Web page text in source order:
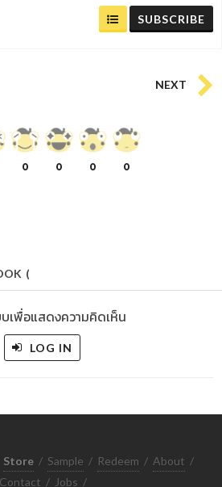
SUBSCRIBE
NEXT
0 0 0 0
(
บเพื่อแสดงความคิดเห็น
LOG IN
Store / Sample / Redeem / About /
Contact / Jobs /